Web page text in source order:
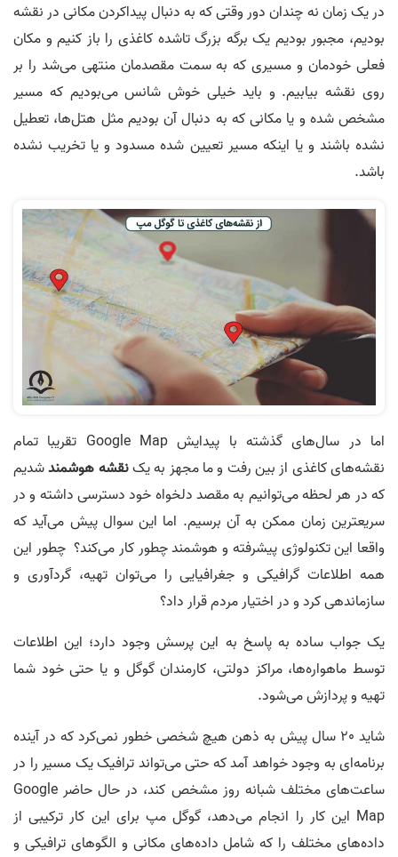
در یک زمان نه چندان دور وقتی که به دنبال پیداکردن مکانی در نقشه
بودیم، مجبور بودیم یک برگه بزرگ تاشده کاغذی را باز کنیم و مکان
فعلی خودمان و مسیری که به سمت مقصدمان منتهی می‌شد را بر
روی نقشه بیابیم. و باید خیلی خوش شانس می‌بودیم که مسیر
مشخص شده و یا مکانی که به دنبال آن بودیم مثل هتل‌ها، تعطیل
نشده باشند و یا اینکه مسیر تعیین شده مسدود و یا تخریب نشده
باشد.
اما در سال‌های گذشته با پیدایش Google Map تقریبا تمام
نقشه‌های کاغذی از بین رفت و ما مجهز به یکنقشه هوشمندشدیم
که در هر لحظه می‌توانیم به مقصد دلخواه خود دسترسی داشته و در
سریعترین زمان ممکن به آن برسیم. اما این سوال پیش می‌آید که
واقعا این تکنولوژی پیشرفته و هوشمند چطور کار می‌کند؟ چطور این
همه اطلاعات گرافیکی و جغرافیایی را می‌توان تهیه، گردآوری و
سازماندهی کرد و در اختیار مردم قرار داد؟
یک جواب ساده به پاسخ به این پرسش وجود دارد؛ این اطلاعات
توسط ماهواره‌ها، مراکز دولتی، کارمندان گوگل و یا حتی خود شما
تهیه و پردازش می‌شود.
شاید 20 سال پیش به ذهن هیچ شخصی خطور نمی‌کرد که در آینده
برنامه‌ای به وجود خواهد آمد که حتی می‌تواند ترافیک یک مسیر را در
ساعت‌های مختلف شبانه روز مشخص کند، در حال حاضر Google
Map این کار را انجام می‌دهد، گوگل مپ برای این کار ترکیبی از
داده‌های مختلف را که شامل داده‌های مکانی و الگوهای ترافیکی و